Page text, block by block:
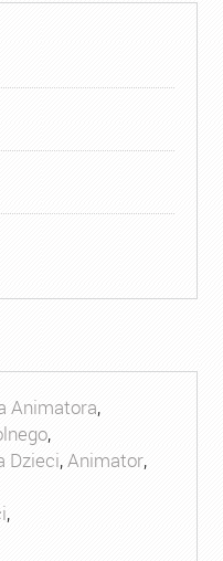
Animatora,
,
Dzieci,Animator,
,